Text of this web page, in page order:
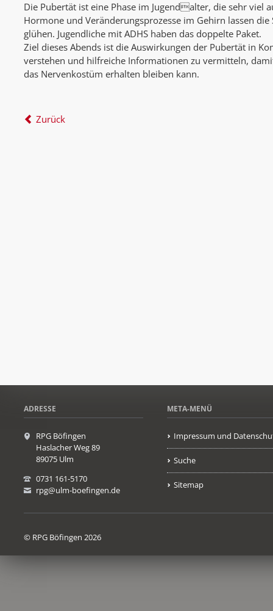
Die Pubertät ist eine Phase im Jugendalter, die sehr viel
Hormone und Veränderungsprozesse im Gehirn lassen
glühen. Jugendliche mit ADHS haben das doppelte Paket.
Ziel dieses Abends ist die Auswirkungen der Pubertät in
verstehen und hilfreiche Informationen zu vermitteln,
das Nervenkostüm erhalten bleiben kann.
Zurück
ADRESSE
RPG Böfingen
Haslacher Weg 89
89075 Ulm
0731 161-5170
rpg@ulm-boefingen.de
META-MENÜ
Impressum und
Suche
Sitemap
© RPG Böfingen 2026